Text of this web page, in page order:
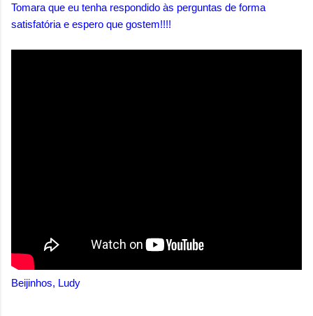
Tomara que eu tenha respondido às perguntas de forma
satisfatória e espero que gostem!!!!
Beijinhos, Ludy